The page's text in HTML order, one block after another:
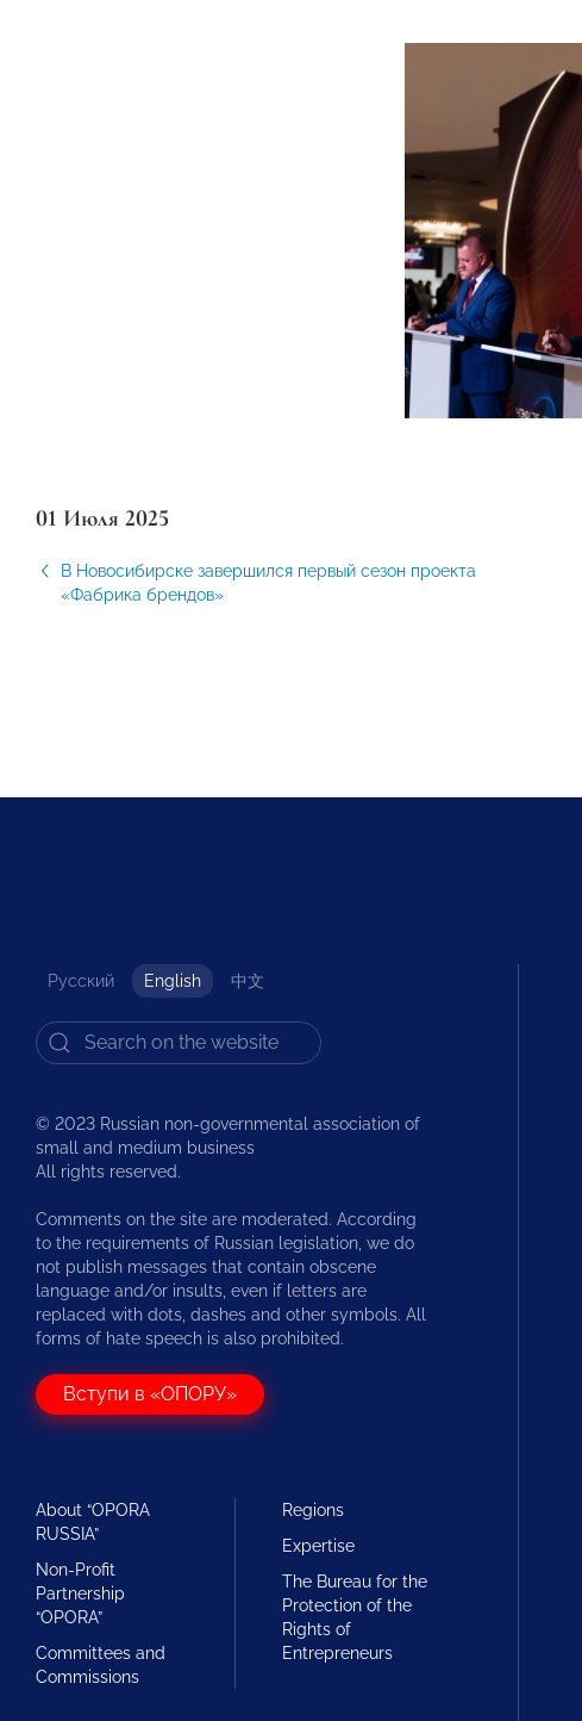
01 Июля 2025
В Новосибирске завершился первый сезон проекта
«Фабрика брендов»
Русский English 中文
© 2023 Russian non-governmental association of
small and medium business
All rights reserved.
Comments on the site are moderated. According
to the requirements of Russian legislation, we do
not publish messages that contain obscene
language and/or insults, even if letters are
replaced with dots, dashes and other symbols. All
forms of hate speech is also prohibited.
Вступи в «ОПОРУ»
About “OPORA
RUSSIA”
Non-Profit
Partnership
“OPORA”
Committees and
Commissions
Regions
Expertise
The Bureau for the
Protection of the
Rights of
Entrepreneurs